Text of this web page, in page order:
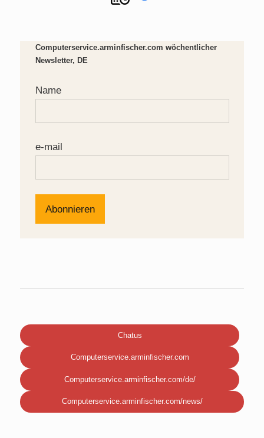
Computerservice.arminfischer.com wöchentlicher
Newsletter, DE
Name
e-mail
Chatus
Computerservice.arminfischer.com
Computerservice.arminfischer.com/de/
Computerservice.arminfischer.com/news/